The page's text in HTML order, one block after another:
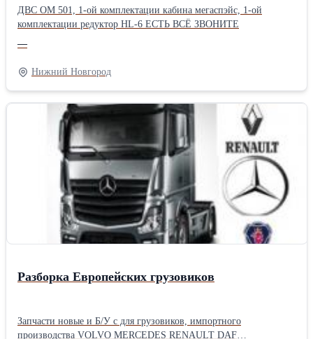
ДВС ОМ 501, 1-ой комплектации кабина мегаспэйс, 1-ой
комплектации редуктор HL-6 ЕСТЬ ВСЁ ЗВОНИТЕ
—
Нижний Новгород
Разборка Европейских грузовиков
Запчасти новые и Б/У с для грузовиков, импортного
производства VOLVO MERCEDES RENAULT DAF